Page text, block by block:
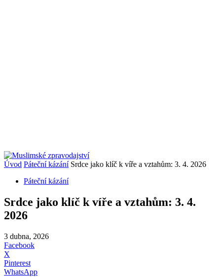
Úvod Páteční kázání Srdce jako klíč k víře a vztahům: 3. 4. 2026
Páteční kázání
Srdce jako klíč k víře a vztahům: 3. 4.
2026
3 dubna, 2026
Facebook
X
Pinterest
WhatsApp